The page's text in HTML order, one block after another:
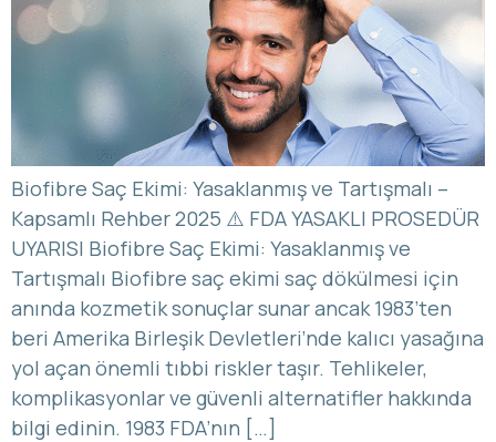
Biofibre Saç Ekimi: Yasaklanmış ve Tartışmalı –
Kapsamlı Rehber 2025 ⚠️ FDA YASAKLI PROSEDÜR
UYARISI Biofibre Saç Ekimi: Yasaklanmış ve
Tartışmalı Biofibre saç ekimi saç dökülmesi için
anında kozmetik sonuçlar sunar ancak 1983’ten
beri Amerika Birleşik Devletleri’nde kalıcı yasağına
yol açan önemli tıbbi riskler taşır. Tehlikeler,
komplikasyonlar ve güvenli alternatifler hakkında
bilgi edinin. 1983 FDA’nın […]